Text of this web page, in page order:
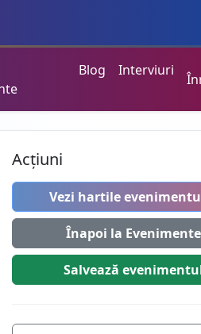
Blog Interviuri
Acțiuni
Vezi hartile
Înapoi la Evenimente
Salvează